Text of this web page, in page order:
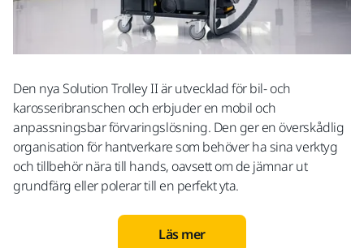
Den nya Solution Trolley II är utvecklad för bil- och
karosseribranschen och erbjuder en mobil och
anpassningsbar förvaringslösning. Den ger en överskådlig
organisation för hantverkare som behöver ha sina verktyg
och tillbehör nära till hands, oavsett om de jämnar ut
grundfärg eller polerar till en perfekt yta.
Läs mer